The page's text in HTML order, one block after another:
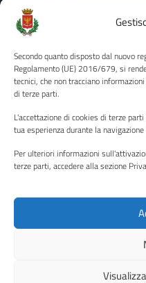
Secondo quanto disposto dal nuovo
Regolamento (UE) 2016/679, si
tecnici, che non tracciano
di terze parti.
L'accettazione di cookies di terze
tua esperienza durante la
Per ulteriori informazioni
terze parti, accedere alla sezione
Amministrazione Trasparente
Albo pretorio
Informativa privacy
Note legali
Piano di miglioramento del